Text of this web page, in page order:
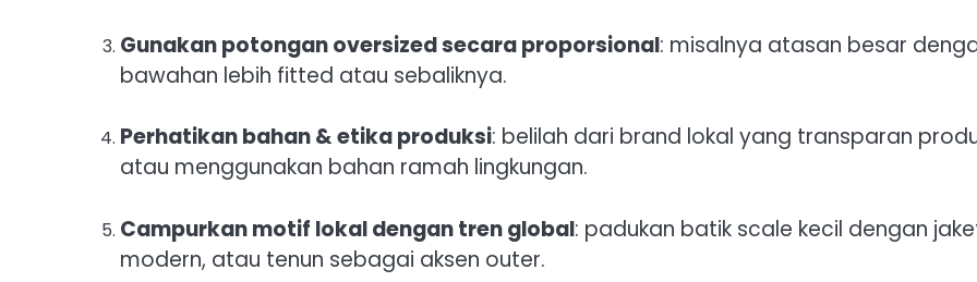
Gunakan potongan oversized secara proporsional: misalnya atasan besar
bawahan lebih fitted atau sebaliknya.
Perhatikan bahan & etika produksi: belilah dari brand lokal yang transparan
atau menggunakan bahan ramah lingkungan.
Campurkan motif lokal dengan tren global: padukan batik scale kecil dengan
modern, atau tenun sebagai aksen outer.